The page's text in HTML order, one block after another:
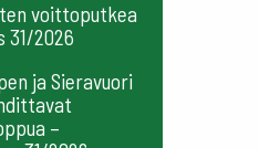
voittoputkea
31/2026
ja Sieravuori
–